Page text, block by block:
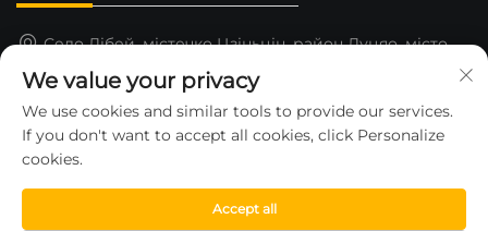
Село Лібей, містечко Цзіньцін, район Луцяо, місто
15325652000
[email protected]
We value your privacy
We use cookies and similar tools to provide our services.
If you don't want to accept all cookies, click Personalize
cookies.
Accept all